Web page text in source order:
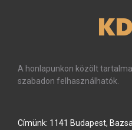
A honlapunkon közölt
szabadon felhasználhatók.
Címünk: 1141 Budapest,